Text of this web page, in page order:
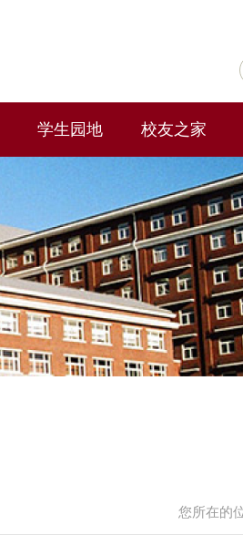
学生园地 校友之家
您所在的